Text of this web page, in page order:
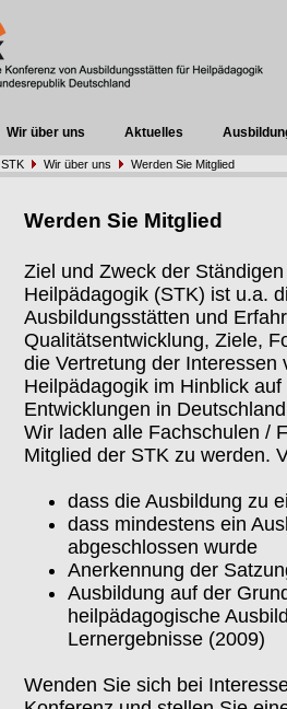
Wir über uns Aktuelles
STK Wir über uns Werden Sie Mitglied
Werden Sie Mitglied
Ziel und Zweck der
Heilpädagogik (STK) ist u.a.
Ausbildungsstätten und
Qualitätsentwicklung, Ziele,
die Vertretung der Interessen
Heilpädagogik im Hinblick
Entwicklungen in
Wir laden alle Fachschulen /
Mitglied der STK zu werden.
dass die Ausbildung zu
dass mindestens ein
abgeschlossen wurde
Anerkennung der
Ausbildung auf der
heilpädagogische
Lernergebnisse (2009)
Wenden Sie sich bei